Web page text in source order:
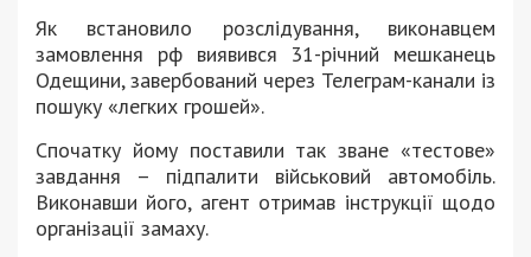
Як встановило розслідування, виконавцем
замовлення рф виявився 31-річний мешканець
Одещини, завербований через Телеграм-канали із
пошуку «легких грошей».
Спочатку йому поставили так зване «тестове»
завдання – підпалити військовий автомобіль.
Виконавши його, агент отримав інструкції щодо
організації замаху.